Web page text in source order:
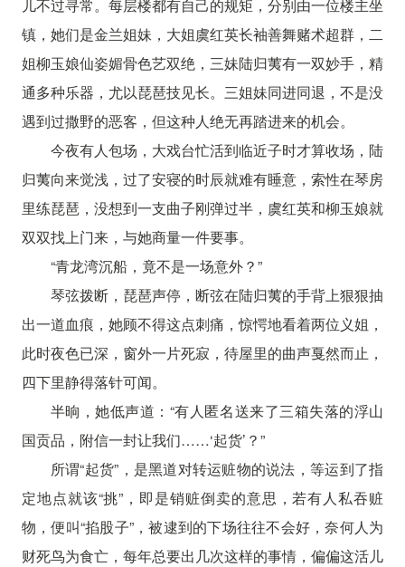
儿不过寻常。每层楼都有自己的规矩，分别由一位楼主坐
镇，她们是金兰姐妹，大姐虞红英长袖善舞赌术超群，二
姐柳玉娘仙姿媚骨色艺双绝，三妹陆归荑有一双妙手，精
通多种乐器，尤以琵琶技见长。三姐妹同进同退，不是没
遇到过撒野的恶客，但这种人绝无再踏进来的机会。
今夜有人包场，大戏台忙活到临近子时才算收场，陆
归荑向来觉浅，过了安寝的时辰就难有睡意，索性在琴房
里练琵琶，没想到一支曲子刚弹过半，虞红英和柳玉娘就
双双找上门来，与她商量一件要事。
“青龙湾沉船，竟不是一场意外？”
琴弦拨断，琵琶声停，断弦在陆归荑的手背上狠狠抽
出一道血痕，她顾不得这点刺痛，惊愕地看着两位义姐，
此时夜色已深，窗外一片死寂，待屋里的曲声戛然而止，
四下里静得落针可闻。
半晌，她低声道：“有人匿名送来了三箱失落的浮山
国贡品，附信一封让我们……‘起货’？”
所谓“起货”，是黑道对转运赃物的说法，等运到了指
定地点就该“挑”，即是销赃倒卖的意思，若有人私吞赃
物，便叫“掐股子”，被逮到的下场往往不会好，奈何人为
财死鸟为食亡，每年总要出几次这样的事情，偏偏这活儿